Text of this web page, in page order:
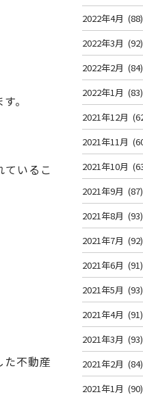
。
いるこ
不動産
2022年4月 (88)
2022年3月 (92)
2022年2月 (84)
2022年1月 (83)
2021年12月
2021年11月
2021年10月
2021年9月 (87)
2021年8月 (93)
2021年7月 (92)
2021年6月 (91)
2021年5月 (93)
2021年4月 (91)
2021年3月 (93)
2021年2月 (84)
2021年1月 (90)